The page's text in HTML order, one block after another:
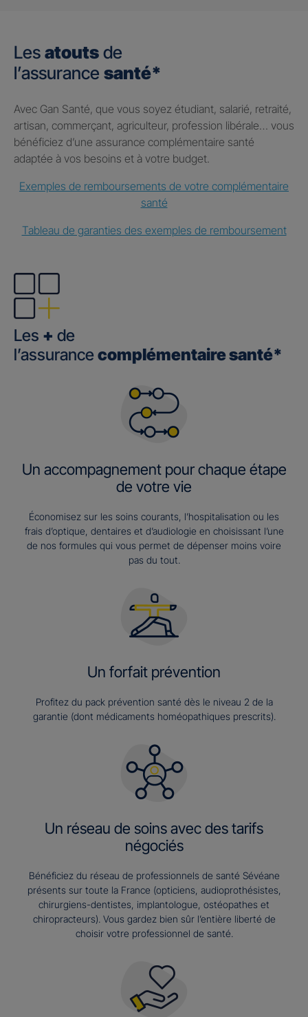
Les atouts de
l’assurance santé*
Avec Gan Santé, que vous soyez étudiant, salarié, retraité,
artisan, commerçant, agriculteur, profession libérale… vous
bénéficiez d’une assurance complémentaire santé
adaptée à vos besoins et à votre budget.
Exemples de remboursements de votre complémentaire
santé
Tableau de garanties des exemples de remboursement
Les + de
l’assurance complémentaire santé*
Un accompagnement pour chaque étape
de votre vie
Économisez sur les soins courants, l’hospitalisation ou les
frais d’optique, dentaires et d’audiologie en choisissant l’une
de nos formules qui vous permet de dépenser moins voire
pas du tout.
Un forfait prévention
Profitez du pack prévention santé dès le niveau 2 de la
garantie (dont médicaments homéopathiques prescrits).
Un réseau de soins avec des tarifs
négociés
Bénéficiez du réseau de professionnels de santé Sévéane
présents sur toute la France (opticiens, audioprothésistes,
chirurgiens-dentistes, implantologue, ostéopathes et
chiropracteurs). Vous gardez bien sûr l’entière liberté de
choisir votre professionnel de santé.